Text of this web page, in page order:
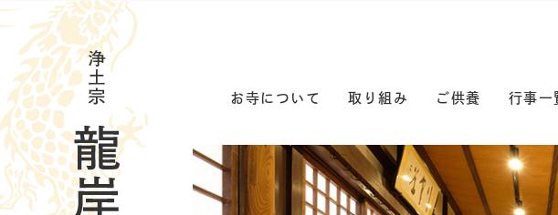
お寺について 取り組み ご供養 行事一